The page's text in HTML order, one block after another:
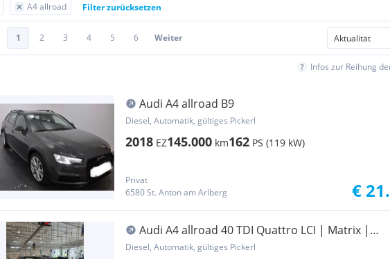
A4 allroad Filter zurücksetzen
1 2 3 4 5 6 Weiter
Infos zur Reihung
Audi A4 allroad B9
Diesel, Automatik, gültiges Pickerl
2018 EZ145.000 km162 PS (119 kW)
Privat
6580 St. Anton am Arlberg
€
Audi A4 allroad 40 TDI Quattro LCI | Matrix |
360 | wenig KM
Diesel, Automatik, gültiges Pickerl